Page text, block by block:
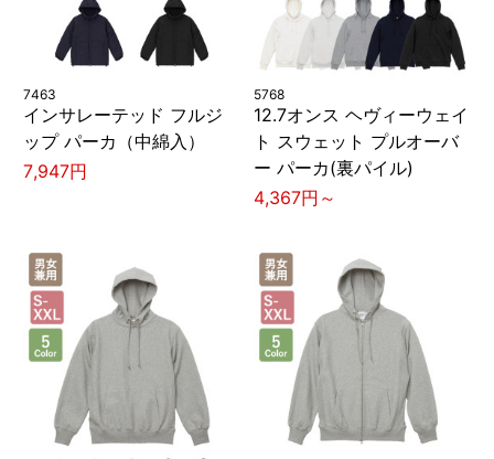
7463
インサレーテッド フルジ
ップ パーカ（中綿入）
7,947円
5768
12.7オンス ヘヴィーウェイ
ト スウェット プルオーバ
ー パーカ(裏パイル)
4,367円～